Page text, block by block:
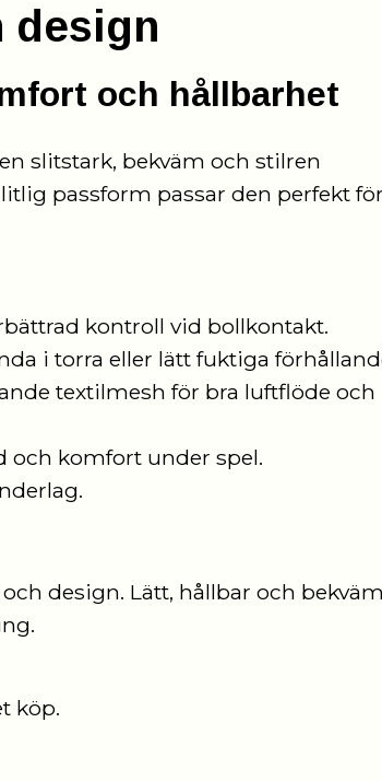
design
och hållbarhet
slitstark, bekväm och stilren
passform passar den perfekt
kontroll vid bollkontakt.
i torra eller lätt fuktiga
textilmesh för bra luftflöde och
och komfort under spel.
design. Lätt, hållbar och
köp.